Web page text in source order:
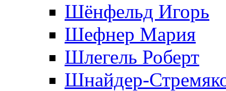
Шёнфельд Игорь
Шефнер Мария
Шлегель Роберт
Шнайдер-